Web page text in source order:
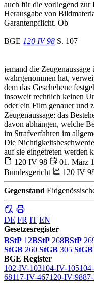
auch für die vorliegend zur
Herausgabe von
Garantenpflicht. Ob
BGE 120 IV 98 S. 107
jemand die Zeugenaussage
wahrgenommen hat,
dem das Geschehene
insoweit rechtlich keinen
oder ein Film genauer und
Zeugenaussage; das
davon abhängen, welche
im Strafverfahren im
Die
auf sie eingetreten werden
120 IV 98
01. März
Bundesgericht
120 IV
Gegenstand
DE FR IT EN
Gesetzesregister
BStP 12BStP 268BStP
StGB 260 StGB 305 StGB
BGE Register
102-IV-103104-IV-105
68117-IV-467120-IV-98